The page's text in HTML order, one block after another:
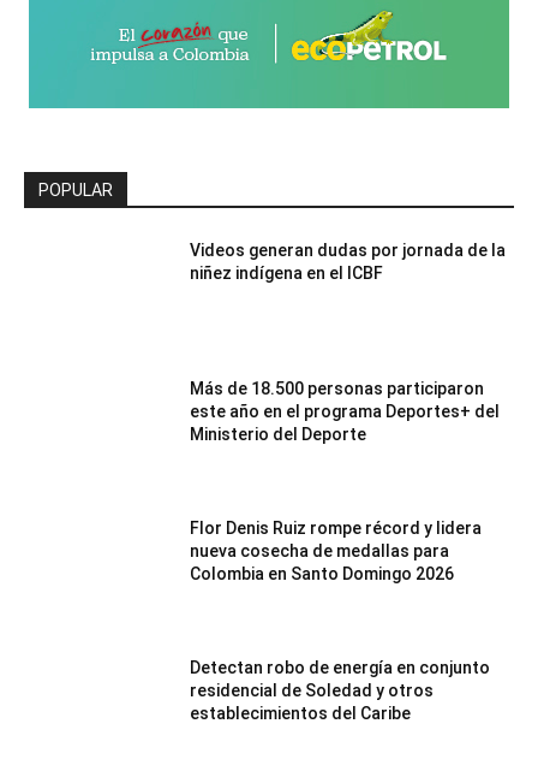
POPULAR
Videos generan dudas por jornada de la
niñez indígena en el ICBF
Más de 18.500 personas participaron
este año en el programa Deportes+ del
Ministerio del Deporte
Flor Denis Ruiz rompe récord y lidera
nueva cosecha de medallas para
Colombia en Santo Domingo 2026
Detectan robo de energía en conjunto
residencial de Soledad y otros
establecimientos del Caribe